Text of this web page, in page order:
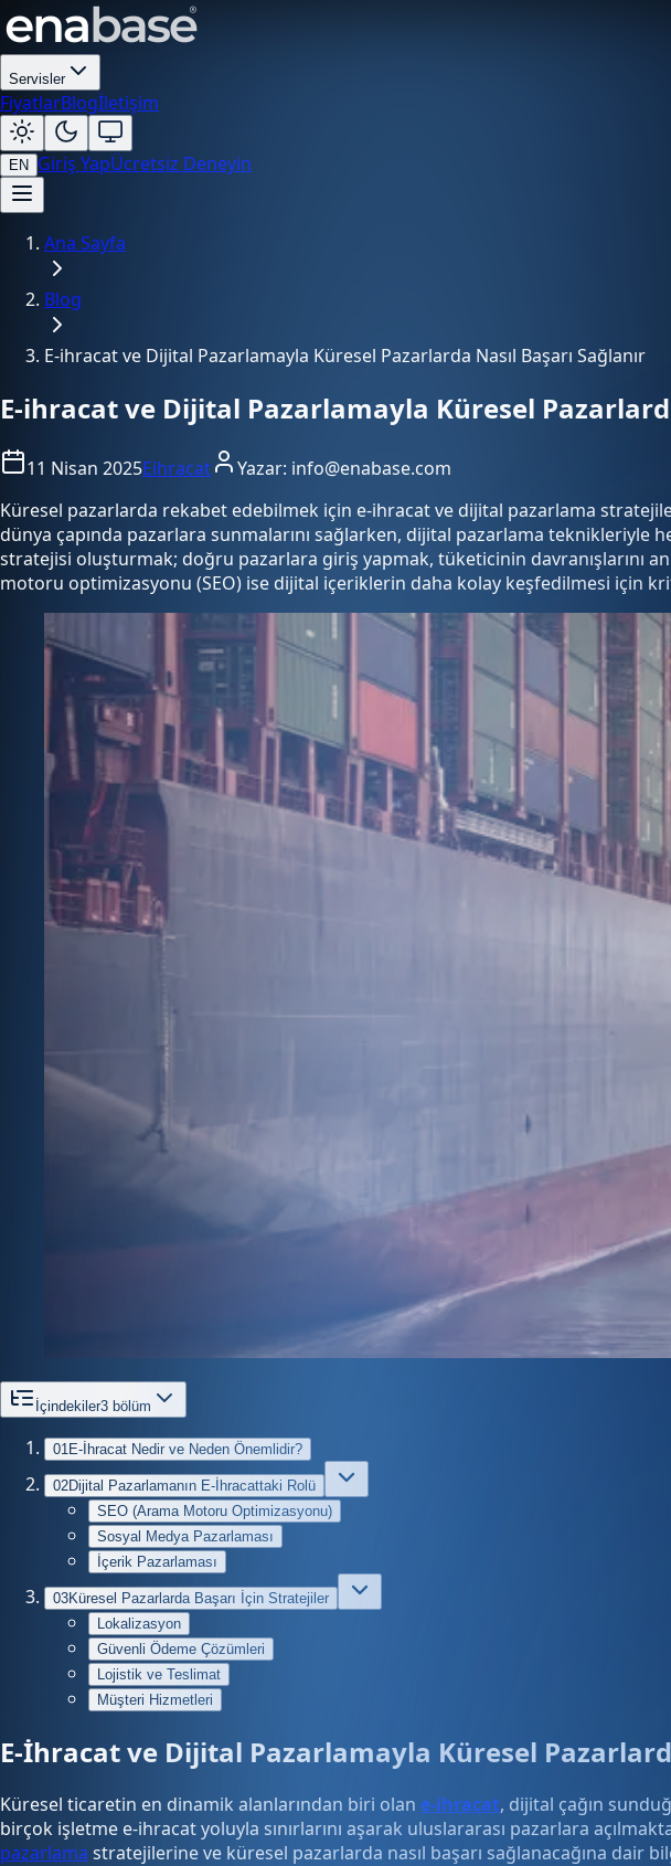
Servisler
FiyatlarBlogİletişim
EN Giriş YapÜcretsiz Deneyin
Ana Sayfa
Blog
E-ihracat ve Dijital Pazarlamayla Küresel Pazarlarda Nasıl Başarı Sağlanır
E-ihracat ve Dijital Pazarlamayla Küresel
11 Nisan 2025Eihracat Yazar: info@enabase.com
Küresel pazarlarda rekabet edebilmek için e-ihracat ve dijital pazarlama
dünya çapında pazarlara sunmalarını sağlarken, dijital pazarlama teknikleriyle
stratejisi oluşturmak; doğru pazarlara giriş yapmak, tüketicinin davranışlarını
motoru optimizasyonu (SEO) ise dijital içeriklerin daha kolay keşfedilmesi için
İçindekiler3 bölüm
01 E-İhracat Nedir ve Neden Önemlidir?
02Dijital Pazarlamanın E-İhracattaki Rolü
SEO (Arama Motoru Optimizasyonu)
Sosyal Medya Pazarlaması
İçerik Pazarlaması
03Küresel Pazarlarda Başarı İçin Stratejiler
Lokalizasyon
Güvenli Ödeme Çözümleri
Lojistik ve Teslimat
Müşteri Hizmetleri
E-İhracat ve Dijital Pazarlamayla Küresel
Küresel ticaretin en dinamik alanlarından biri olan e-ihracat, dijital çağın
birçok işletme e-ihracat yoluyla sınırlarını aşarak uluslararası pazarlara
pazarlama stratejilerine ve küresel pazarlarda nasıl başarı sağlanacağına dair